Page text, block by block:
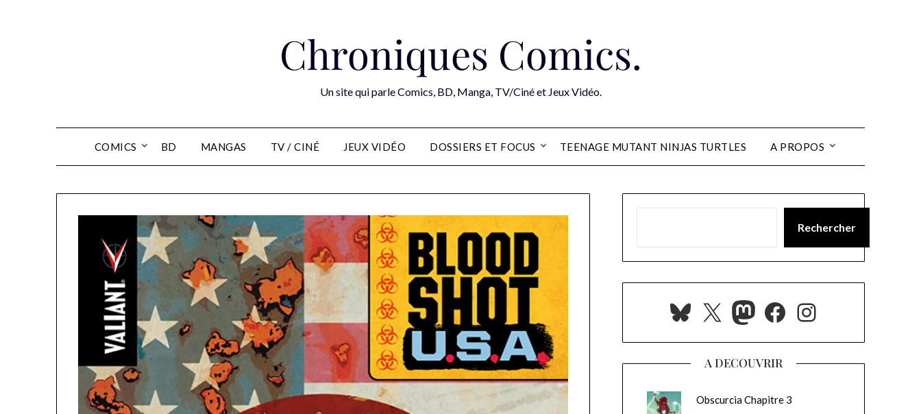
Chroniques Comics.
Un site qui parle Comics, BD, Manga, TV/Ciné et Jeux Vidéo.
COMICS BD MANGAS TV / CINÉ JEUX VIDÉO DOSSIERS ET FOCUS TEENAGE MUTANT NINJAS TURTLES A PROPOS
Rechercher
Bluesky
X Mastodon
Facebook
Instagram
A DECOUVRIR
Obscurcia Chapitre 3